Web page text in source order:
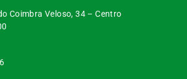
Coimbra Veloso, 34 – Centro